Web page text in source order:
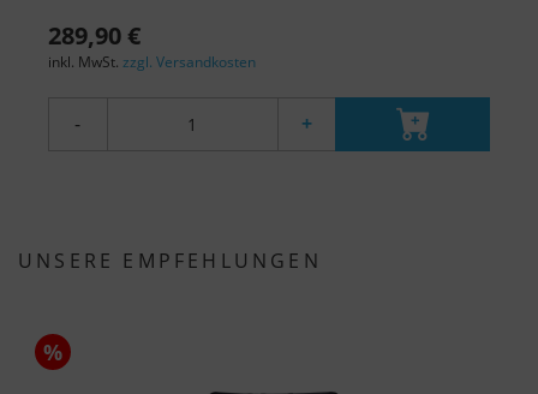
289,90 €
inkl. MwSt. zzgl. Versandkosten
- +
UNSERE EMPFEHLUNGEN
%